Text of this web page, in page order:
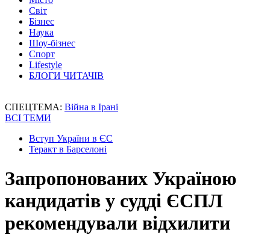
Світ
Бізнес
Наука
Шоу-бізнес
Спорт
Lifestyle
БЛОГИ ЧИТАЧІВ
СПЕЦТЕМА: Війна в Ірані
ВСІ ТЕМИ
Вступ України в ЄС
Теракт в Барселоні
Запропонованих Україною
кандидатів у судді ЄСПЛ
рекомендували відхилити